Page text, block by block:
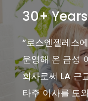
30+
“로스엔젤레스
운영해 온 금성
회사로써 LA 근
타주 이사를 도